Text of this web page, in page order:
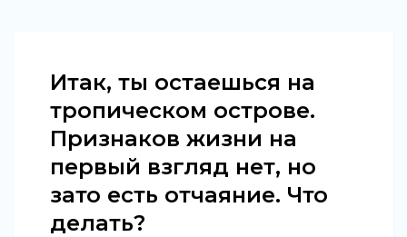
Итак, ты остаешься на
тропическом острове.
Признаков жизни на
первый взгляд нет, но
зато есть отчаяние. Что
делать?